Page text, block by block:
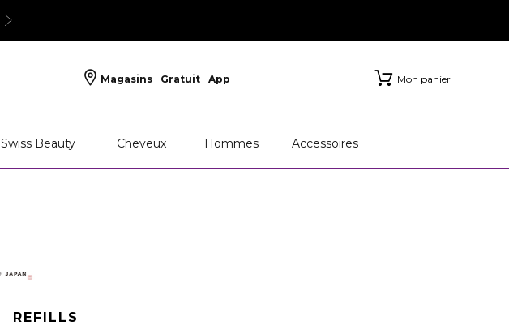
Magasins Gratuit App Mon panier
Swiss Beauty Cheveux Hommes Accessoires
REFILLS